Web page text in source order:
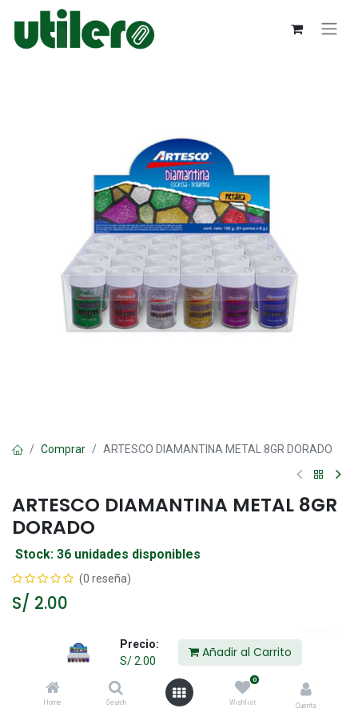
Precio:
S/2.00
Añadir al Carrito
Home Search
0
Wishlist Cuenta
Comprar ARTESCO DIAMANTINA METAL 8GR DORADO
ARTESCO DIAMANTINA METAL 8GR
DORADO
Stock: 36 unidades disponibles
(0 reseña)
S/ 2.00
Añadir al Carrito
Agregar a la lista de deseos